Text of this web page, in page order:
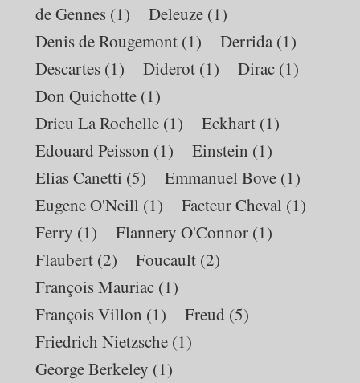
de Gennes (1) Deleuze (1)
Denis de Rougemont (1) Derrida (1)
Descartes (1) Diderot (1) Dirac (1)
Don Quichotte (1)
Drieu La Rochelle (1) Eckhart (1)
Edouard Peisson (1) Einstein (1)
Elias Canetti (5) Emmanuel Bove (1)
Eugene O'Neill (1) Facteur Cheval (1)
Ferry (1) Flannery O'Connor (1)
Flaubert (2) Foucault (2)
François Mauriac (1)
François Villon (1) Freud (5)
Friedrich Nietzsche (1)
George Berkeley (1)